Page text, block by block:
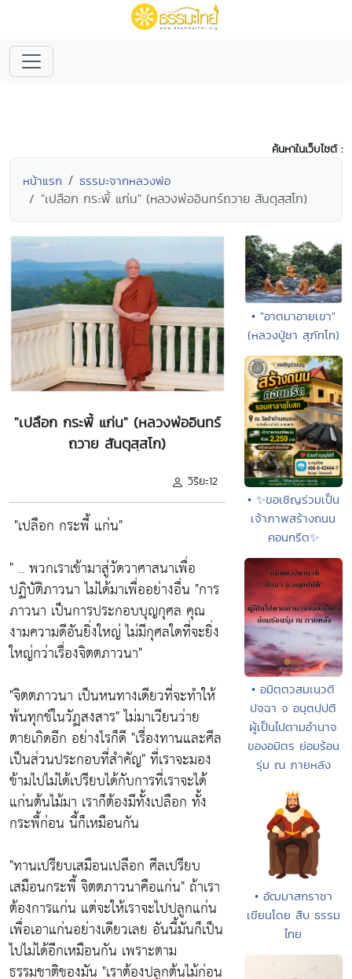
ค้นหาในเว็บไซต์ :
หน้าแรก ธรรมะจากหลวงพ่อ
"เปลือก กระพี้ แก่น" (หลวงพ่ออินทร์ถวาย สันตุสฺสโก)
"เปลือก กระพี้ แก่น" (หลวงพ่ออินทร์
ถวาย สันตุสฺสโก)
วิริยะ12
"เปลือก กระพี้ แก่น"
" .. พวกเราเข้ามาสู่วัดวาศาสนาเพื่อ
ปฏิบัติภาวนา ไม่ได้มาเพื่ออย่างอื่น "การ
ภาวนา เป็นการประกอบบุญกุศล คุณ
งามความดีอันยิ่งใหญ่ ไม่มีกุศลใดที่จะยิ่ง
ใหญ่กว่าเรื่องจิตตภาวนา"
"จิตตภาวนา เป็นหนทางเดียวที่จะทำให้
พ้นทุกข์ในวัฏสงสาร"ไม่มาเวียนว่าย
ตายเกิดอีก อย่างไรก็ดี "เรื่องทานและศีล
เป็นส่วนประกอบที่สำคัญ"ที่เราจะมอง
ข้ามไปไม่ได้เปรียบได้กับการที่เราจะได้
แก่นต้นไม้มา เราก็ต้องมีทั้งเปลือก ทั้ง
กระพี้ก่อน นี้ก็เหมือนกัน
"ทานเปรียบเสมือนเปลือก ศีลเปรียบ
เสมือนกระพี้ จิตตภาวนาคือแก่น"ถ้าเรา
ต้องการแก่น แต่จะให้เราจะไปปลูกแก่น
เพื่อเอาแก่นอย่างเดียวเลย อันนี้มันก็เป็น
ไปไม่ได้อีกเหมือนกัน เพราะตาม
ธรรมชาติของมัน "เราต้องปลูกต้นไม้ก่อน
• "อาตมาอายเขา"
(หลวงปู่ชา สุภัทโท)
• ✨ขอเชิญร่วมเป็น
เจ้าภาพสร้างถนน
คอนกรีต✨
• อมิตฺตวสมเนฺวติ
ปจฺฉา จ อนุตปฺปติ
ผู้เป็นไปตามอำนาจ
ของอมิตร ย่อมร้อน
รุ่ม ณ ภายหลัง
• อัฒมาสกราชา
เขียนโดย สืบ ธรรม
ไทย